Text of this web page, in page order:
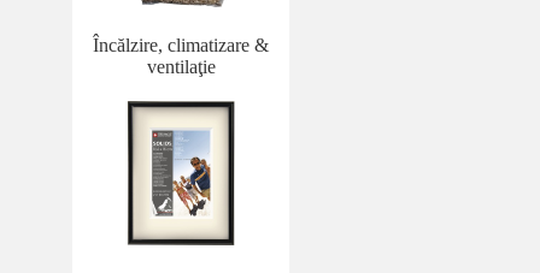
Încălzire, climatizare &
ventilaţie